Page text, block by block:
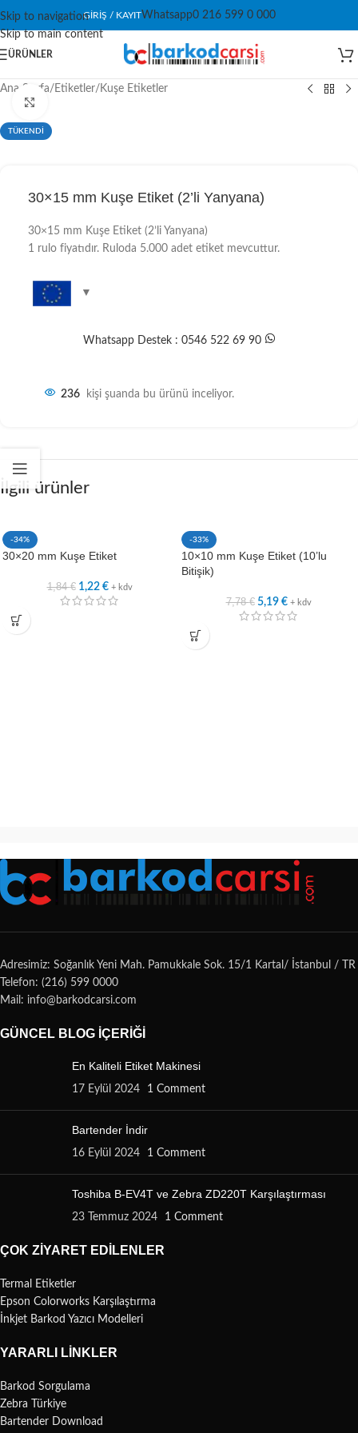
Skip to navigation
Skip to main content
GIRIŞ / KAYITWhatsapp0 216 599 0 000
ÜRÜNLER
Ana Sayfa/ Etiketler/ Kuşe Etiketler
TÜKENDİ
30×15 mm Kuşe Etiket (2’li Yanyana)
30×15 mm Kuşe Etiket (2’li Yanyana)
1 rulo fiyatıdır. Ruloda 5.000 adet etiket mevcuttur.
Whatsapp Destek : 0546 522 69 90
236 kişi şuanda bu ürünü inceliyor.
İlgili ürünler
-34%
30×20 mm Kuşe Etiket
1,84€ 1,22 € + kdv
-33%
10×10 mm Kuşe Etiket (10’lu
Bitişik)
7,78€ 5,19 € + kdv
Adresimiz: Soğanlık Yeni Mah. Pamukkale Sok. 15/1 Kartal/ İstanbul / TR
Telefon: (216) 599 0000
Mail: info@barkodcarsi.com
GÜNCEL BLOG İÇERIĞI
En Kaliteli Etiket Makinesi
17 Eylül 2024 1 Comment
Bartender İndir
16 Eylül 2024 1 Comment
Toshiba B-EV4T ve Zebra ZD220T Karşılaştırması
23 Temmuz 2024 1 Comment
ÇOK ZIYARET EDILENLER
Termal Etiketler
Epson Colorworks Karşılaştırma
İnkjet Barkod Yazıcı Modelleri
YARARLI LINKLER
Barkod Sorgulama
Zebra Türkiye
Bartender Download